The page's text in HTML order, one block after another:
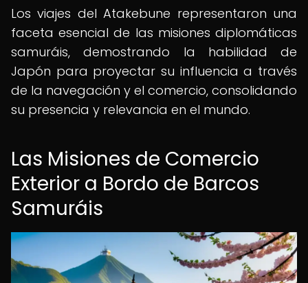
Los viajes del Atakebune representaron una
faceta esencial de las misiones diplomáticas
samuráis, demostrando la habilidad de
Japón para proyectar su influencia a través
de la navegación y el comercio, consolidando
su presencia y relevancia en el mundo.
Las Misiones de Comercio
Exterior a Bordo de Barcos
Samuráis